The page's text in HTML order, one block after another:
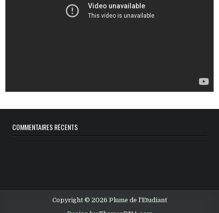
COMMENTAIRES RÉCENTS
Copyright © 2026 Plume de l'Etudiant